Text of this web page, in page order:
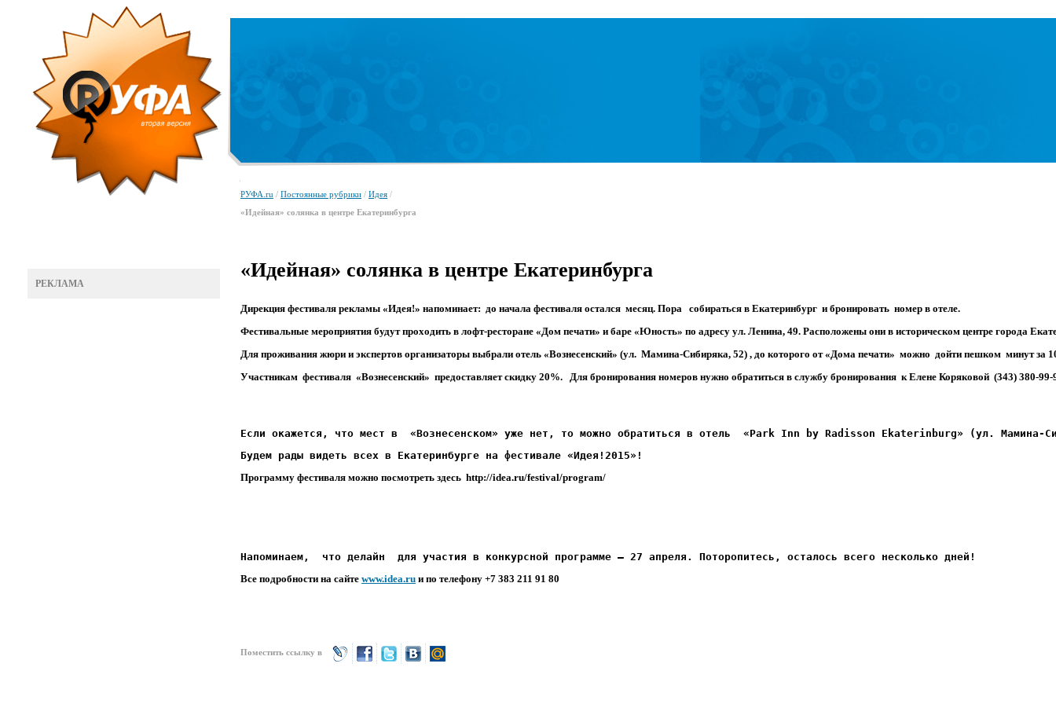
РЕКЛАМА
РУФА.ru / Постоянные рубрики / Идея /
«Идейная» солянка в центре Екатеринбурга
«Идейная» солянка в центре Екатеринбурга
Дирекция фестиваля рекламы «Идея!» напоминает: до начала фестиваля остался месяц. Пора собираться в Екатеринбург и бронировать номер в отеле.
Фестивальные мероприятия будут проходить в лофт-ресторане «Дом печати» и баре «Юность» по адресу ул. Ленина, 49. Расположены они в историческом центре города
Для проживания жюри и экспертов организаторы выбрали отель «Вознесенский» (ул. Мамина-Сибиряка, 52) , до которого от «Дома печати» можно дойти пешком минут за
Участникам фестиваля «Вознесенский» предоставляет скидку 20%. Для бронирования номеров нужно обратиться в службу бронирования к Елене Коряковой (343) 380-
Если окажется, что мест в  «Вознесенском» уже нет, то можно обратиться в отель  «Park Inn by Radisson Ekaterinburg» (ул. Мамина-
Будем рады видеть всех в Екатеринбурге на фестивале «Идея!2015»!
Программу фестиваля можно посмотреть здесь http://idea.ru/festival/program/
Напоминаем,  что делайн  для участия в конкурсной программе – 27 апреля. Поторопитесь, осталось всего несколько дней!
Все подробности на сайте www.idea.ru и по телефону +7 383 211 91 80
Поместить ссылку в